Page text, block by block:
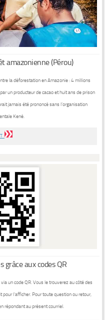
amazonienne (Pérou)
la déforestation en Amazonie : 4 millions
un producteur de cacao et huit ans de prison
jamais été prononcé sans l’organisation
Kené.
grâce aux codes QR
un code QR. Vous le trouverez au côté des
pour l’afficher. Pour toute question ou retour,
répondant au présent courriel.